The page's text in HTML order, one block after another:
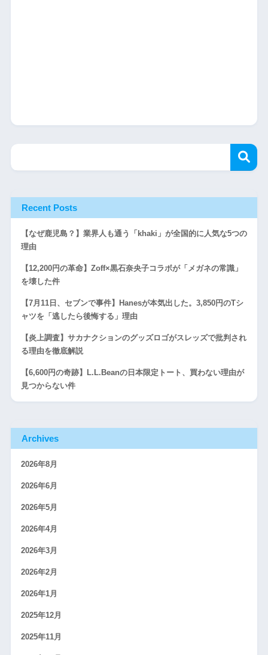
Recent Posts
【なぜ鹿児島？】業界人も通う「khaki」が全国的に人気な5つの
理由
【12,200円の革命】Zoff×黒石奈央子コラボが「メガネの常識」
を壊した件
【7月11日、セブンで事件】Hanesが本気出した。3,850円のTシ
ャツを「逃したら後悔する」理由
【炎上調査】サカナクションのグッズロゴがスレッズで批判され
る理由を徹底解説
【6,600円の奇跡】L.L.Beanの日本限定トート、買わない理由が
見つからない件
Archives
2026年8月
2026年6月
2026年5月
2026年4月
2026年3月
2026年2月
2026年1月
2025年12月
2025年11月